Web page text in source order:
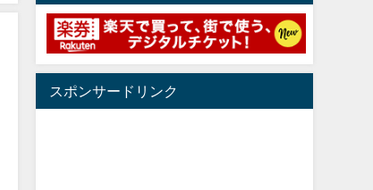
スポンサードリンク